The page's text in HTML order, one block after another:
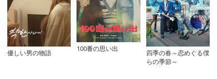
優しい男の物語
100番の思い出
四季の春～恋めぐる僕
らの季節～